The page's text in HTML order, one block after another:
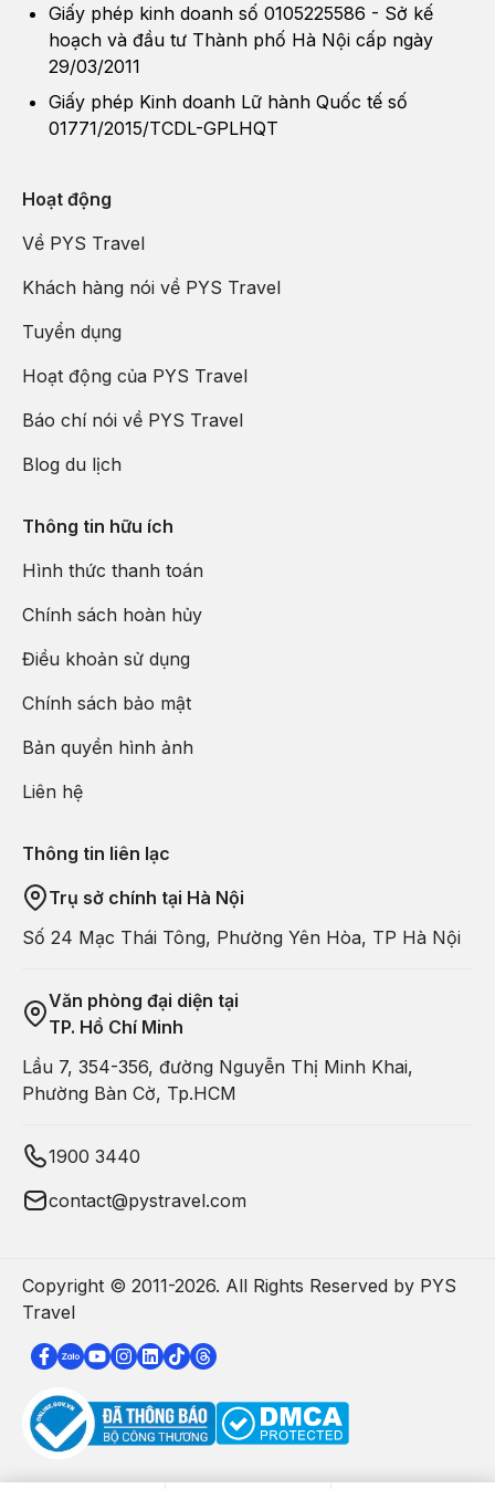
Giấy phép kinh doanh số 0105225586 - Sở kế
hoạch và đầu tư Thành phố Hà Nội cấp ngày
29/03/2011
Giấy phép Kinh doanh Lữ hành Quốc tế số
01771/2015/TCDL-GPLHQT
Hoạt động
Về PYS Travel
Khách hàng nói về PYS Travel
Tuyển dụng
Hoạt động của PYS Travel
Báo chí nói về PYS Travel
Blog du lịch
Thông tin hữu ích
Hình thức thanh toán
Chính sách hoàn hủy
Điều khoản sử dụng
Chính sách bảo mật
Bản quyền hình ảnh
Liên hệ
Thông tin liên lạc
Trụ sở chính tại Hà Nội
Số 24 Mạc Thái Tông, Phường Yên Hòa, TP Hà Nội
Văn phòng đại diện tại
TP. Hồ Chí Minh
Lầu 7, 354-356, đường Nguyễn Thị Minh Khai,
Phường Bàn Cờ, Tp.HCM
1900 3440
contact@pystravel.com
Copyright © 2011-2026. All Rights Reserved by PYS
Travel